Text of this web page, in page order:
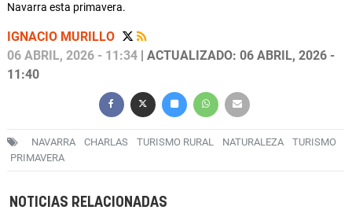
Navarra esta primavera.
IGNACIO MURILLO
06 ABRIL, 2026 - 11:34 | ACTUALIZADO: 06 ABRIL, 2026 -
11:40
NAVARRA CHARLAS TURISMO RURAL NATURALEZA
TURISMO
PRIMAVERA
NOTICIAS RELACIONADAS